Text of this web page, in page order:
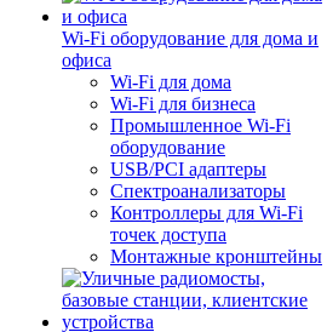
Wi-Fi оборудование для дома и
офиса
Wi-Fi для дома
Wi-Fi для бизнеса
Промышленное Wi-Fi
оборудование
USB/PCI адаптеры
Cпектроанализаторы
Контроллеры для Wi-Fi
точек доступа
Монтажные кронштейны